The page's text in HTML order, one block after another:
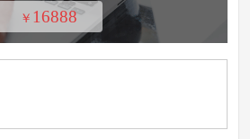
￥ 16888